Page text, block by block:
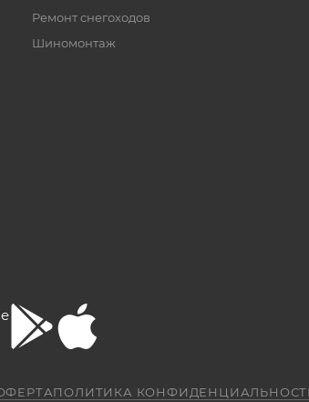
Ремонт снегоходов
Шиномонтаж
ПОЛИТИКА